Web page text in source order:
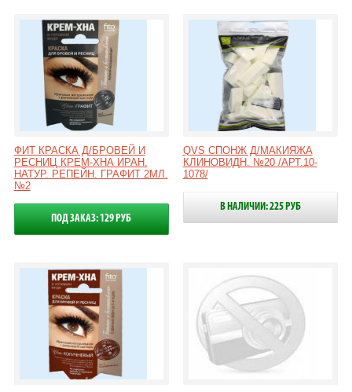
ФИТ КРАСКА Д/БРОВЕЙ И
РЕСНИЦ КРЕМ-ХНА ИРАН.
НАТУР. РЕПЕЙН. ГРАФИТ 2МЛ.
№2
ПОД ЗАКАЗ: 129 РУБ
QVS СПОНЖ Д/МАКИЯЖА
КЛИНОВИДН. №20 /АРТ.10-
1078/
В НАЛИЧИИ: 225 РУБ